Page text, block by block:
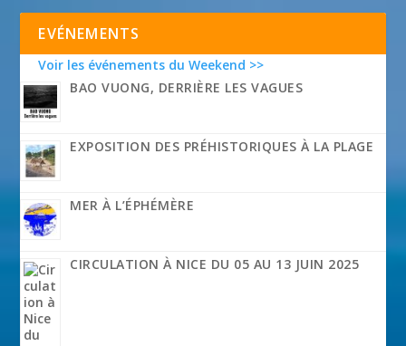
EVÉNEMENTS
Voir les événements du Weekend >>
BAO VUONG, DERRIÈRE LES VAGUES
EXPOSITION DES PRÉHISTORIQUES À LA PLAGE
MER À L’ÉPHÉMÈRE
CIRCULATION À NICE DU 05 AU 13 JUIN 2025